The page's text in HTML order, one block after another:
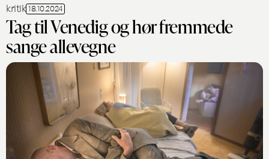
kritik 18.10.2024
Tag til Venedig og hør fremmede
sange allevegne